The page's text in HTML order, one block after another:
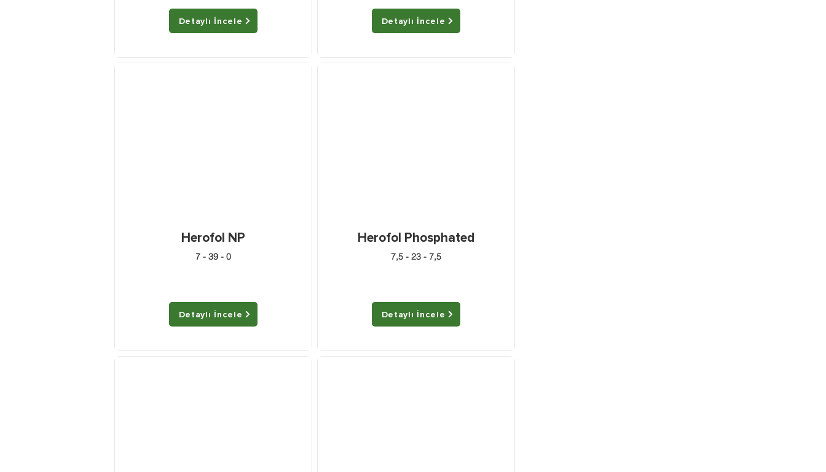
Detaylı İncele
Herofol NP
7 - 39 - 0
Detaylı İncele
Detaylı İncele
Herofol Phosphated
7,5 - 23 - 7,5
Detaylı İncele